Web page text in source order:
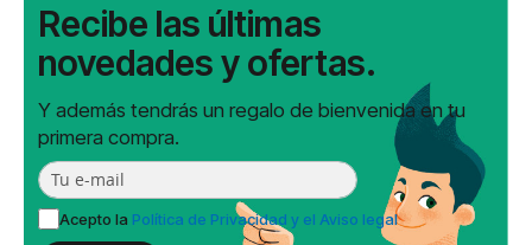
Recibe las últimas
novedades y ofertas.
Y además tendrás un regalo de bienvenida en tu
primera compra.
Acepto la Política de Privacidad y el Aviso legal